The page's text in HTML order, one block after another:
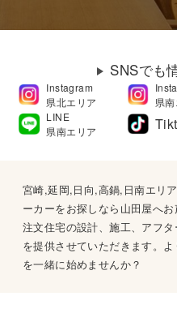
SNSでも
Instagram
県北エリア
県
LINE
県南エリア
宮崎,延岡,日向,高鍋,日南エリ
ーカーをお探しなら山田屋へお
注文住宅の設計、施工、アフ
を提供させていただきます。
を一緒に始めませんか？